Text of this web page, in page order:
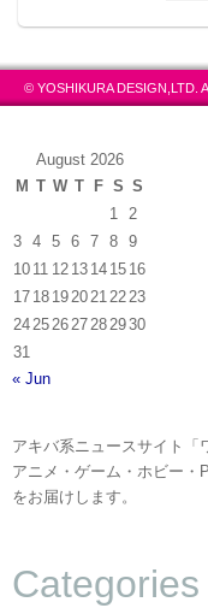
© YOSHIKURA DESIGN,LTD.
August 2026
M T W T F S S
1
2
3
4 5 6 7 8
9
10 11 12 13 14 15 16
17 18 1920212223
24252627282930
31
« Jun
アキバ系ニュースサイト「
アニメ・ゲーム・ホビー・
をお届けします。
Categories